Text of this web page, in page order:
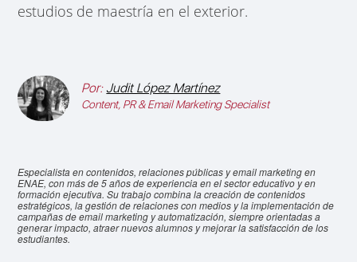
estudios de maestría en el exterior.
Por: Judit López Martínez
Content, PR & Email Marketing Specialist
Especialista en contenidos, relaciones públicas y email marketing en
ENAE, con más de 5 años de experiencia en el sector educativo y en
formación ejecutiva. Su trabajo combina la creación de contenidos
estratégicos, la gestión de relaciones con medios y la implementación de
campañas de email marketing y automatización, siempre orientadas a
generar impacto, atraer nuevos alumnos y mejorar la satisfacción de los
estudiantes.